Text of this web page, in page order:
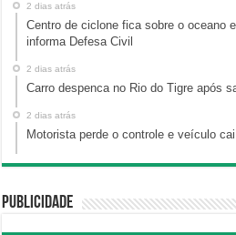
2 dias atrás
Centro de ciclone fica sobre o oceano
informa Defesa Civil
2 dias atrás
Carro despenca no Rio do Tigre após
2 dias atrás
Motorista perde o controle e veículo
Publicidade